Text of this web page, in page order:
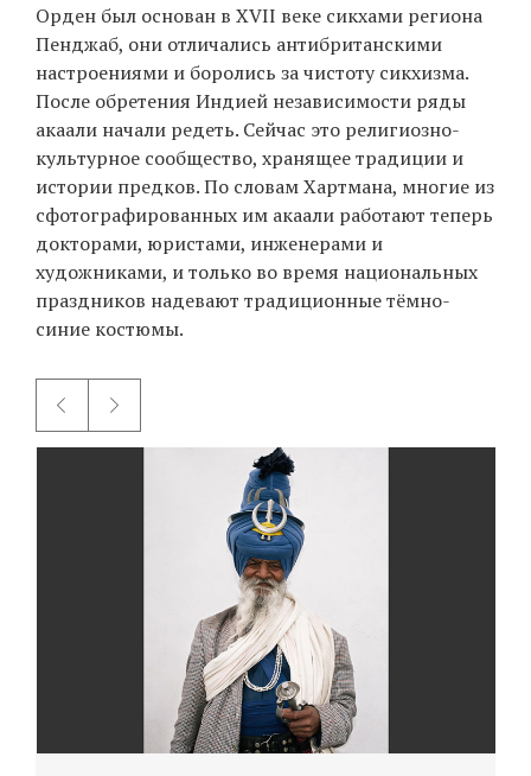
Орден был основан в XVII веке сикхами региона
Пенджаб, они отличались антибританскими
настроениями и боролись за чистоту сикхизма.
После обретения Индией независимости ряды
акаали начали редеть. Сейчас это религиозно-
культурное сообщество, хранящее традиции и
истории предков. По словам Хартмана, многие из
сфотографированных им акаали работают теперь
докторами, юристами, инженерами и
художниками, и только во время национальных
праздников надевают традиционные тёмно-
синие костюмы.